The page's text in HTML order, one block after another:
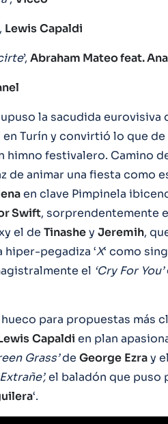
LewisCapaldi
’, Abraham Mateo feat.
la sacudida eurovisiva
en Turín y convirtió lo que
himno festivalero. Camino
de animar una fiesta como
en clave Pimpinela
Swift, sorprendentemente
el de Tinashey Jeremih,
pegadiza ‘X‘ como
el ‘Cry For You’
para propuestas más
Capaldi en plan
Grass’de George Ezray
el baladón que puso
‘.